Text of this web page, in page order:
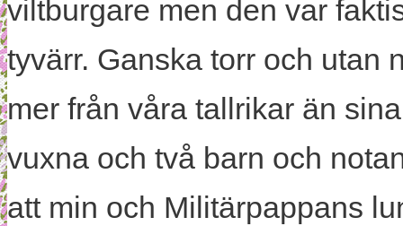
viltburgare men den var
tyvärr. Ganska torr och utan
mer från våra tallrikar än
vuxna och två barn och
att min och Militärpappans